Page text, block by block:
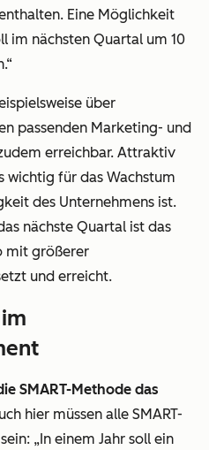
Eine Möglichkeit
im nächsten Quartal um 10
über
passenden Marketing- und
erreichbar. Attraktiv
wichtig für das Wachstum
des Unternehmens ist.
nächste Quartal ist das
mit größerer
und erreicht.
SMART-Methode das
hier müssen alle SMART-
„In einem Jahr soll ein